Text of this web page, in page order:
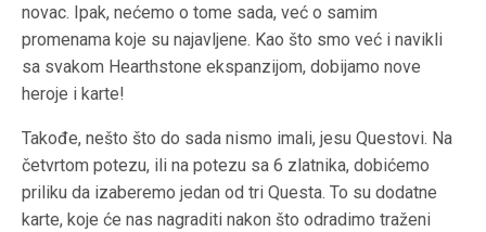
novac. Ipak, nećemo o tome sada, već o samim
promenama koje su najavljene. Kao što smo već i navikli
sa svakom Hearthstone ekspanzijom, dobijamo nove
heroje i karte!
Takođe, nešto što do sada nismo imali, jesu Questovi. Na
četvrtom potezu, ili na potezu sa 6 zlatnika, dobićemo
priliku da izaberemo jedan od tri Questa. To su dodatne
karte, koje će nas nagraditi nakon što odradimo traženi